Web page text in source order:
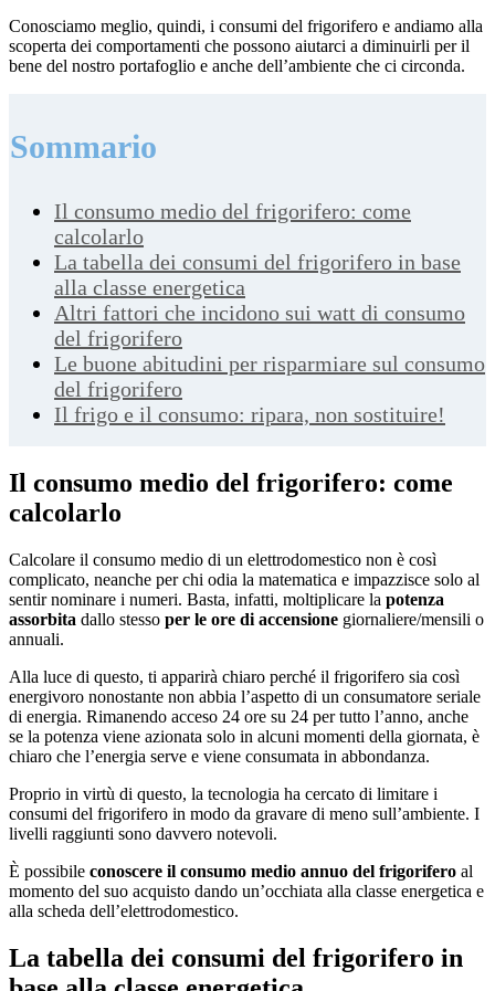
Conosciamo meglio, quindi, i consumi del frigorifero e andiamo alla
scoperta dei comportamenti che possono aiutarci a diminuirli per il
bene del nostro portafoglio e anche dell’ambiente che ci circonda.
Sommario
Il consumo medio del frigorifero: come
calcolarlo
La tabella dei consumi del frigorifero in base
alla classe energetica
Altri fattori che incidono sui watt di consumo
del frigorifero
Le buone abitudini per risparmiare sul consumo
del frigorifero
Il frigo e il consumo: ripara, non sostituire!
Il consumo medio del frigorifero: come
calcolarlo
Calcolare il consumo medio di un elettrodomestico non è così
complicato, neanche per chi odia la matematica e impazzisce solo al
sentir nominare i numeri. Basta, infatti, moltiplicare la potenza
assorbita dallo stesso per le ore di accensione giornaliere/mensili o
annuali.
Alla luce di questo, ti apparirà chiaro perché il frigorifero sia così
energivoro nonostante non abbia l’aspetto di un consumatore seriale
di energia. Rimanendo acceso 24 ore su 24 per tutto l’anno, anche
se la potenza viene azionata solo in alcuni momenti della giornata, è
chiaro che l’energia serve e viene consumata in abbondanza.
Proprio in virtù di questo, la tecnologia ha cercato di limitare i
consumi del frigorifero in modo da gravare di meno sull’ambiente. I
livelli raggiunti sono davvero notevoli.
È possibile conoscere il consumo medio annuo del frigorifero al
momento del suo acquisto dando un’occhiata alla classe energetica e
alla scheda dell’elettrodomestico.
La tabella dei consumi del frigorifero in